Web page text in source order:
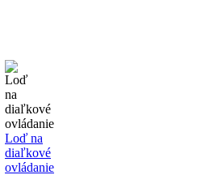
Loď na
diaľkové
ovládanie